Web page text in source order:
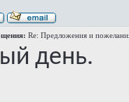
Re: Предложения и
день.